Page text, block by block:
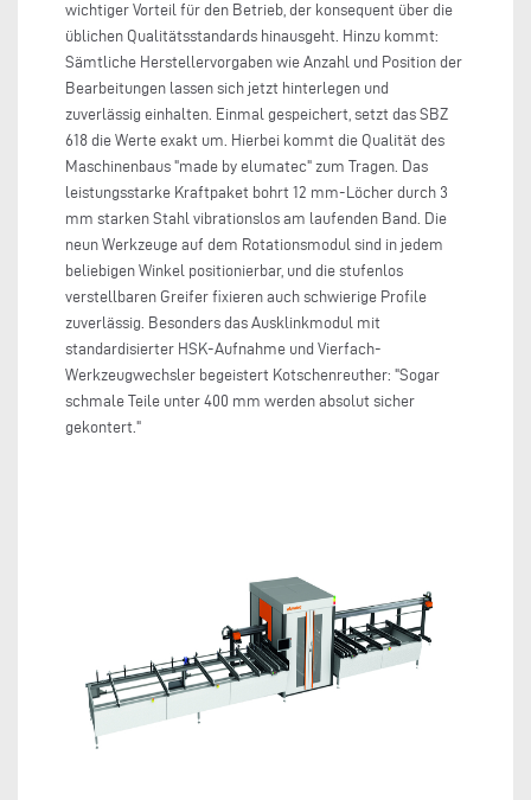
wichtiger Vorteil für den Betrieb, der konsequent über die
üblichen Qualitätsstandards hinausgeht. Hinzu kommt:
Sämtliche Herstellervorgaben wie Anzahl und Position der
Bearbeitungen lassen sich jetzt hinterlegen und
zuverlässig einhalten. Einmal gespeichert, setzt das SBZ
618 die Werte exakt um. Hierbei kommt die Qualität des
Maschinenbaus "made by elumatec" zum Tragen. Das
leistungsstarke Kraftpaket bohrt 12 mm-Löcher durch 3
mm starken Stahl vibrationslos am laufenden Band. Die
neun Werkzeuge auf dem Rotationsmodul sind in jedem
beliebigen Winkel positionierbar, und die stufenlos
verstellbaren Greifer fixieren auch schwierige Profile
zuverlässig. Besonders das Ausklinkmodul mit
standardisierter HSK-Aufnahme und Vierfach-
Werkzeugwechsler begeistert Kotschenreuther: "Sogar
schmale Teile unter 400 mm werden absolut sicher
gekontert."